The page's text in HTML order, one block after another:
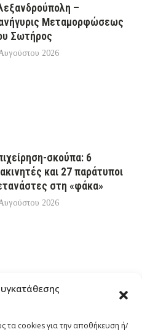
τα cookies για την αποθήκευση ή/
–
Μεταμορφώσεως
Σωτήρος
2026
σκούπα: 6
και 27 παράτυποι
στη «φάκα»
2026